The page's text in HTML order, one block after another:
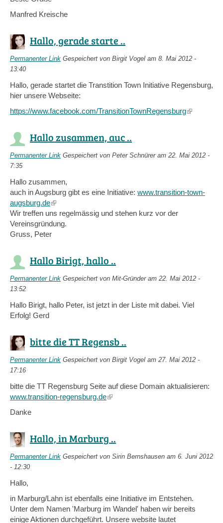
Manfred Kreische
Hallo, gerade starte ..
Permanenter Link Gespeichert von Birgit Vogel am 8. Mai 2012 -
13:40
Hallo, gerade startet die Transtition Town Initiative Regensburg,
hier unsere Webseite:
https://www.facebook.com/TransitionTownRegensburg(link
Hallo zusammen, auc ..
Permanenter Link Gespeichert von Peter Schnüreram 22. Mai 2012 -
7:35
Hallo zusammen,
auch in Augsburg gibt es eine Initiative: www.transition-town-
augsburg.de(link
is
external)
Wir treffen uns regelmässig und stehen kurz vor der
Vereinsgründung.
Gruss, Peter
Hallo Birigt, hallo ..
Permanenter Link Gespeichert von Mit-Gründeram 22. Mai 2012 -
13:52
Hallo Birigt, hallo Peter, ist jetzt in der Liste mit dabei. Viel
Erfolg! Gerd
bitte die TT Regensb ..
Permanenter Link Gespeichert von Birgit Vogel am 27. Mai 2012 -
17:16
bitte die TT Regensburg Seite auf diese Domain aktualisieren:
www.transition-regensburg.de(link
Danke
Hallo, in Marburg ..
Permanenter Link Gespeichert von Sirin Bernshausen am 6. Juni 2012
- 12:30
Hallo,
in Marburg/Lahn ist ebenfalls eine Initiative im Entstehen.
Unter dem Namen 'Marburg im Wandel' haben wir bereits
einige Aktionen durchgeführt. Unsere website lautet